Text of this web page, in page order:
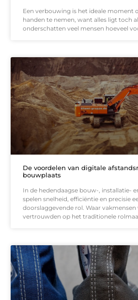
Een verbouwing is het ideale moment
handen te nemen, want alles ligt toch
onderschatten veel mensen hoeveel
De voordelen van digitale
bouwplaats
In de hedendaagse bouw-, installatie-
spelen snelheid, efficiëntie en precisie
doorslaggevende rol. Waar vakmensen
vertrouwden op het traditionele